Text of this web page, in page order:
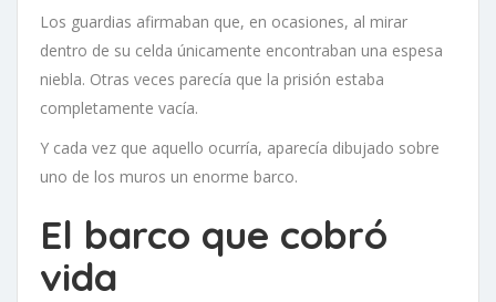
Los guardias afirmaban que, en ocasiones, al mirar
dentro de su celda únicamente encontraban una espesa
niebla. Otras veces parecía que la prisión estaba
completamente vacía.
Y cada vez que aquello ocurría, aparecía dibujado sobre
uno de los muros un enorme barco.
El barco que cobró
vida